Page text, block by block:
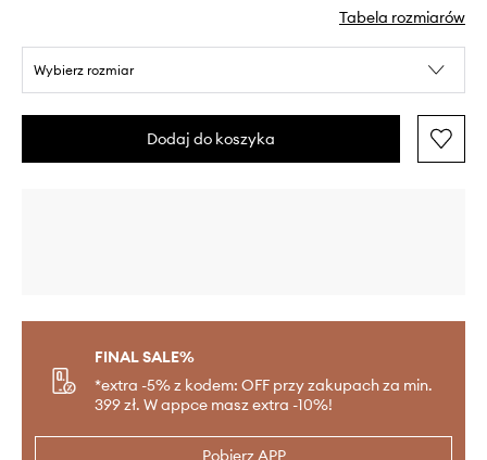
Tabela rozmiarów
Wybierz rozmiar
Dodaj do koszyka
FINAL SALE%
*extra -5% z kodem: OFF przy zakupach za min.
399 zł. W appce masz extra -10%!
Pobierz APP